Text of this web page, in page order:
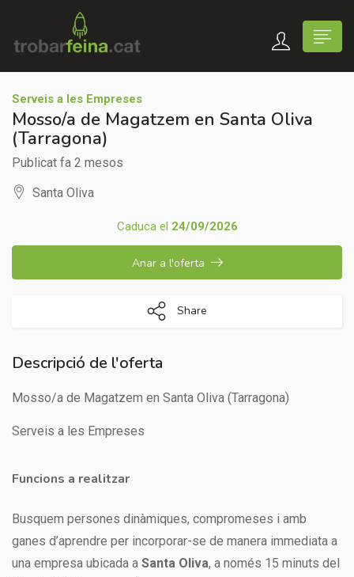
Serveis a les Empreses
Mosso/a de Magatzem en Santa Oliva
(Tarragona)
Publicat fa 2 mesos
Santa Oliva
Caduca el 24/09/2026
Anar a l'oferta
Share
Descripció de l'oferta
Mosso/a de Magatzem en Santa Oliva (Tarragona)
Serveis a les Empreses
Funcions a realitzar
Busquem persones dinàmiques, compromeses i amb
ganes d’aprendre per incorporar-se de manera immediata a
una empresa ubicada a Santa Oliva, a només 15 minuts del